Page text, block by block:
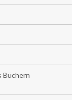
Büchern